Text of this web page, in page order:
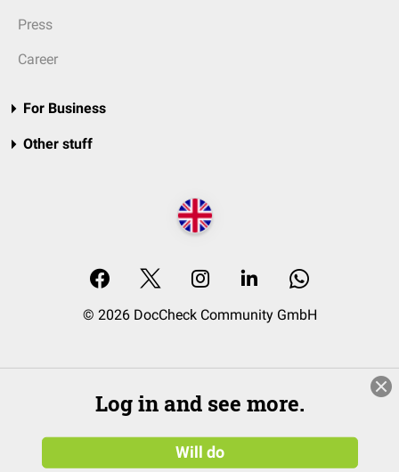
Press
Career
For Business
Other stuff
© 2026 DocCheck Community GmbH
Log in and see more.
Will do